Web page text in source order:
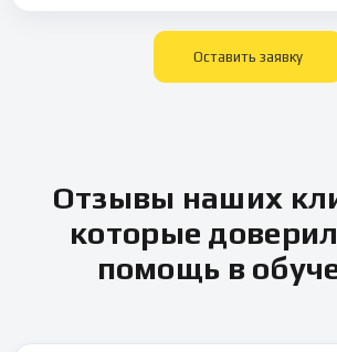
Оставить заявку
Отзывы наших
которые
помощь в